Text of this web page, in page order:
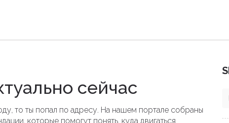
сейчас
то ты попал по адресу. На нашем портале собраны
которые помогут понять, куда двигаться